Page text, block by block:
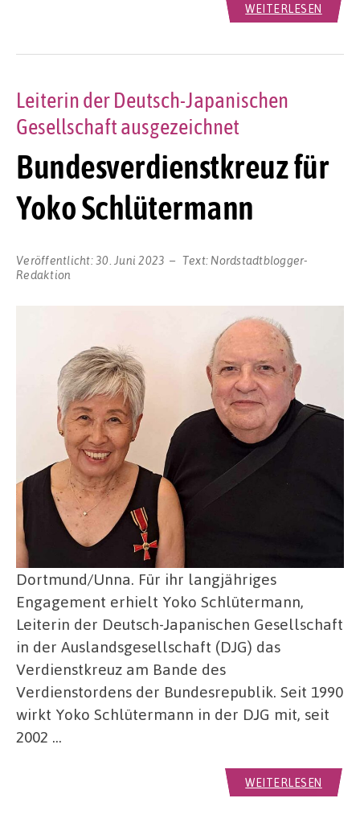
WEITERLESEN
Bundesverdienstkreuz für
Yoko Schlütermann
Leiterin der Deutsch-Japanischen
Gesellschaft ausgezeichnet
Veröffentlicht:30. Juni 2023 Text: Nordstadtblogger-
Redaktion
Dortmund/Unna. Für ihr langjähriges
Engagement erhielt Yoko Schlütermann,
Leiterin der Deutsch-Japanischen Gesellschaft
in der Auslandsgesellschaft (DJG) das
Verdienstkreuz am Bande des
Verdienstordens der Bundesrepublik. Seit 1990
wirkt Yoko Schlütermann in der DJG mit, seit
2002 …
WEITERLESEN